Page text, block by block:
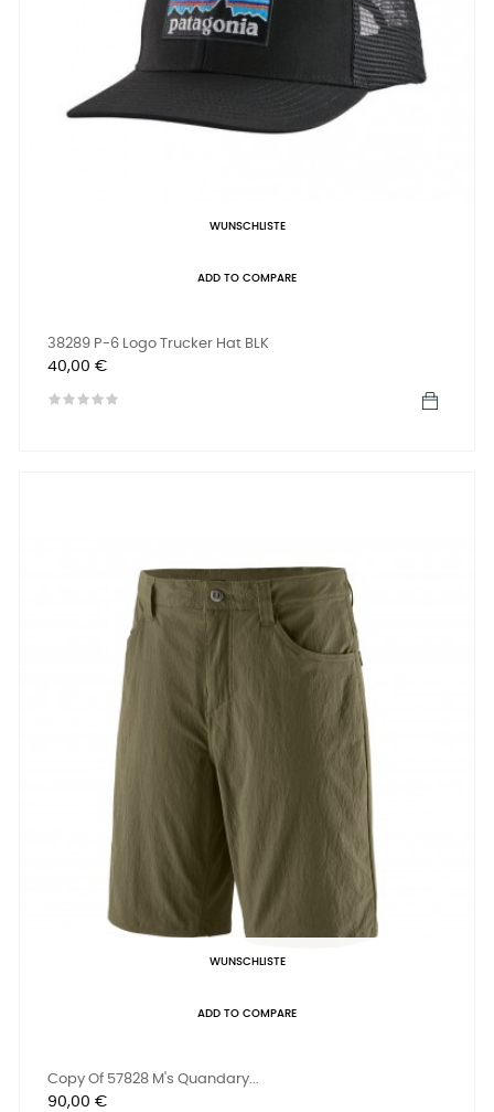
WUNSCHLISTE
ADD TO COMPARE
38289 P-6 Logo Trucker Hat BLK
Preis
40,00 €
WUNSCHLISTE
ADD TO COMPARE
Copy Of 57828 M's Quandary...
Preis
90,00 €